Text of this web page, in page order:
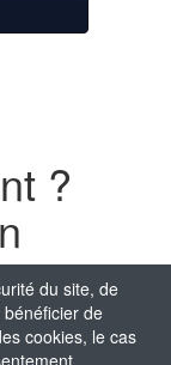
du site, de
de
cookies, le cas
?